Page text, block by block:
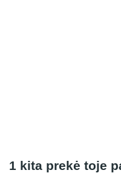
1 kita prekė toje